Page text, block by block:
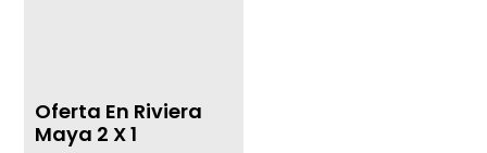
Oferta En Riviera
Maya 2 X 1